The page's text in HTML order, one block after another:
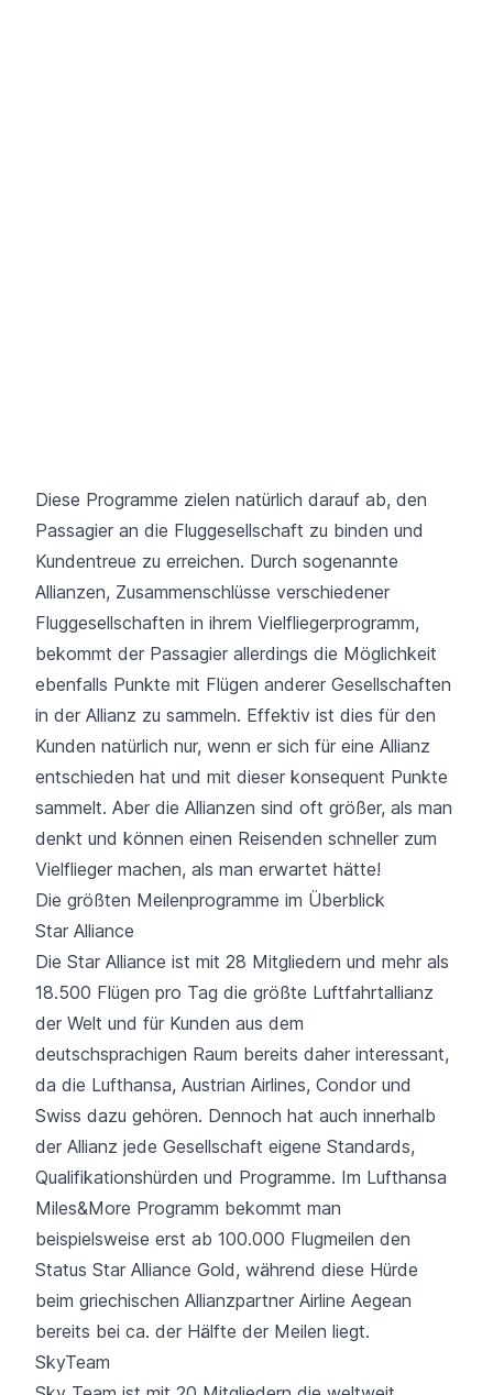
Diese Programme zielen natürlich darauf ab, den
Passagier an die Fluggesellschaft zu binden und
Kundentreue zu erreichen. Durch sogenannte
Allianzen, Zusammenschlüsse verschiedener
Fluggesellschaften in ihrem Vielfliegerprogramm,
bekommt der Passagier allerdings die Möglichkeit
ebenfalls Punkte mit Flügen anderer Gesellschaften
in der Allianz zu sammeln. Effektiv ist dies für den
Kunden natürlich nur, wenn er sich für eine Allianz
entschieden hat und mit dieser konsequent Punkte
sammelt. Aber die Allianzen sind oft größer, als man
denkt und können einen Reisenden schneller zum
Vielflieger machen, als man erwartet hätte!
Die größten Meilenprogramme im Überblick
Star Alliance
Die Star Alliance ist mit 28 Mitgliedern und mehr als
18.500 Flügen pro Tag die größte Luftfahrtallianz
der Welt und für Kunden aus dem
deutschsprachigen Raum bereits daher interessant,
da die Lufthansa, Austrian Airlines, Condor und
Swiss dazu gehören. Dennoch hat auch innerhalb
der Allianz jede Gesellschaft eigene Standards,
Qualifikationshürden und Programme. Im Lufthansa
Miles&More Programm bekommt man
beispielsweise erst ab 100.000 Flugmeilen den
Status Star Alliance Gold, während diese Hürde
beim griechischen Allianzpartner Airline Aegean
bereits bei ca. der Hälfte der Meilen liegt.
SkyTeam